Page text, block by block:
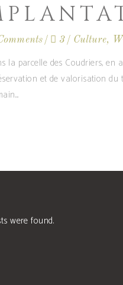
3 Culture,
parcelle des Coudriers, en
et de valorisation
were found.